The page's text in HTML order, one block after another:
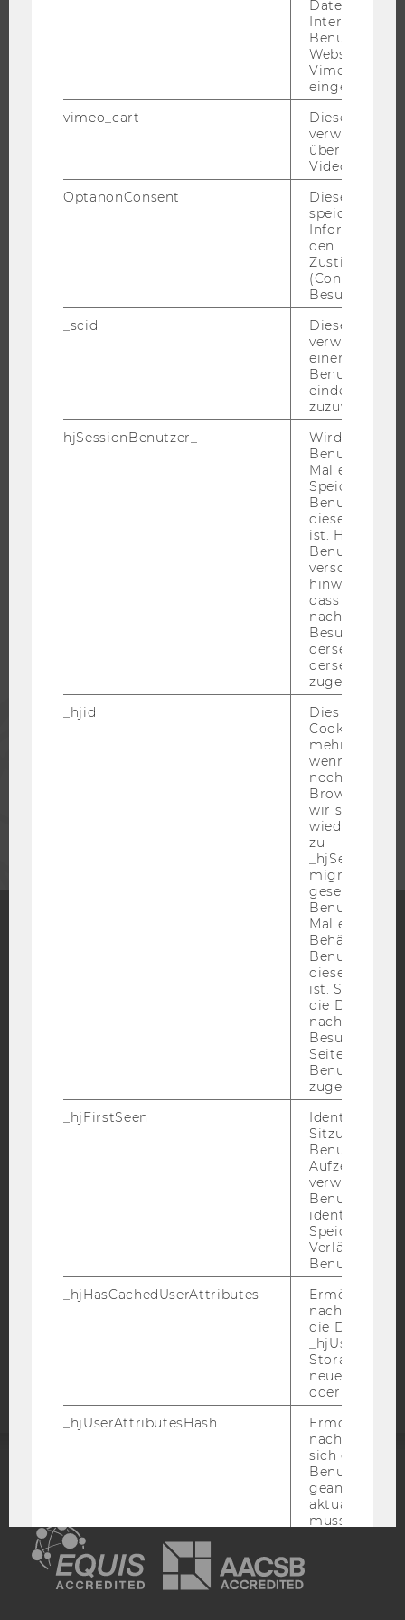
EVENTS ARCHIV
KARRIEREKONTAKTE AN DER WU
KARRIERENETZWERKE AN DER WU
PRESSE
Blog
Bluesky
BARRIEREFREIHEITSERKLÄRUNG WEBSEITE
DATENSCHUTZERKLÄRUNG SOCIAL MEDIA
STUDIENBEWERBER*INNEN UND STUDIERENDE
COOKIE EINSTELLUNGEN
Barrierefreiheitserklärung
Daten über
Interaktionen
Websites, auf
Vimeo-Video
eingebettet
vimeo_cart
Dieses
verwendet,
überprüfen,
Video
OptanonConsent
Dieses Cookie
speichert
den
(Consent)
Besuchers.
_scid
Dieses
verwendet,
einem/einer
Benutzer*in
eindeutige ID
zuzuweisen
hjSessionBenutzer_
Wird gesetzt,
Benutzer
Mal eine
Speichert die
Benutzer-ID,
diese Seite
ist. Hotjar
Benutzer
verschiedene
hinweg.Stellt
dass Daten
Besuchen auf
derselben
derselben
zugeordnet
_hjid
Dies ist ein
Cookie, das
mehr setzen,
wenn ein
noch in
Browser hat,
wir seinen
zu
migrieren.
gesetzt,
Benutzer
Mal eine
Behält die
Benutzer-ID
diese Seite
ist. Stellt
die Daten von
Besuchen
Seite
Benutzer-ID
zugeordnet
_hjFirstSeen
Identifiziert
Sitzung eines
Benutzers.
verwendet,
identifizieren.
Verlängert
_hjHasCachedUserAttributes
Ermöglicht
die Daten in
Storage auf
neuesten
oder nicht.
_hjUserAttributesHash
Ermöglicht
sich ein
geändert hat
aktualisiert
muss.
_hjBenutzerAttribute